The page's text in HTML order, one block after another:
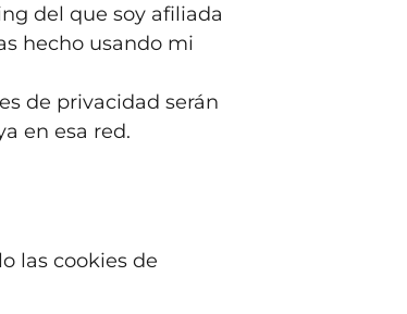
del que soy afiliada
hecho usando mi
de privacidad serán
en esa red.
las cookies de